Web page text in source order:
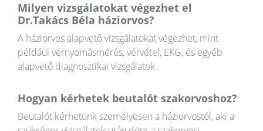
Milyen vizsgálatokat végezhet el
Dr.Takács Béla háziorvos?
A háziorvos alapvető vizsgálatokat végezhet, mint
például vérnyomásmérés, vérvétel, EKG, és egyéb
alapvető diagnosztikai vizsgálatok.
Hogyan kérhetek beutalót szakorvoshoz?
Beutalót kérhetünk személyesen a háziorvostól, aki a